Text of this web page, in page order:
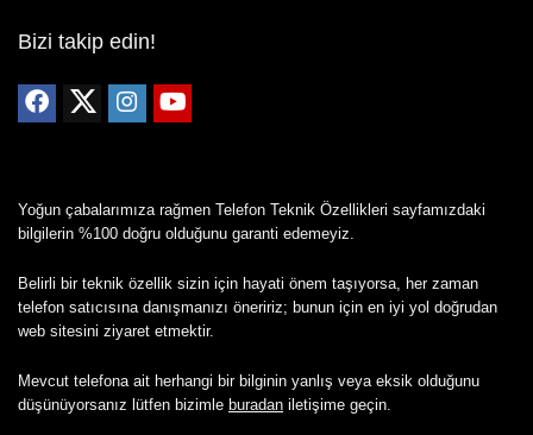
Bizi takip edin!
Yoğun çabalarımıza rağmen Telefon Teknik Özellikleri sayfamızdaki
bilgilerin %100 doğru olduğunu garanti edemeyiz.
Belirli bir teknik özellik sizin için hayati önem taşıyorsa, her zaman
telefon satıcısına danışmanızı öneririz; bunun için en iyi yol doğrudan
web sitesini ziyaret etmektir.
Mevcut telefona ait herhangi bir bilginin yanlış veya eksik olduğunu
düşünüyorsanız lütfen bizimle buradan iletişime geçin.